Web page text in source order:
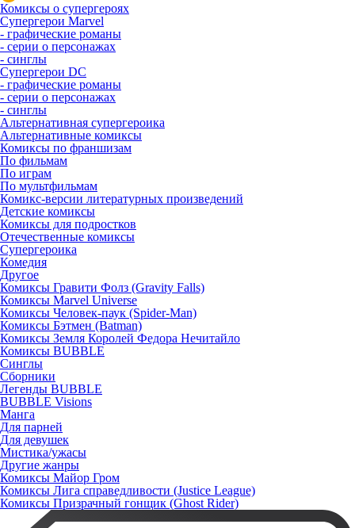
Комиксы о супергероях
Супергерои Marvel
- графические романы
- серии о персонажах
- синглы
Супергерои DC
- графические романы
- серии о персонажах
- синглы
Альтернативная супергероика
Альтернативные комиксы
Комиксы по франшизам
По фильмам
По играм
По мультфильмам
Комикс-версии литературных произведений
Детские комиксы
Комиксы для подростков
Отечественные комиксы
Супергероика
Комедия
Другое
Комиксы Гравити Фолз (Gravity Falls)
Комиксы Marvel Universe
Комиксы Человек-паук (Spider-Man)
Комиксы Бэтмен (Batman)
Комиксы Земля Королей Федора Нечитайло
Комиксы BUBBLE
Синглы
Сборники
Легенды BUBBLE
BUBBLE Visions
Манга
Для парней
Для девушек
Мистика/ужасы
Другие жанры
Комиксы Майор Гром
Комиксы Лига справедливости (Justice League)
Комиксы Призрачный гонщик (Ghost Rider)